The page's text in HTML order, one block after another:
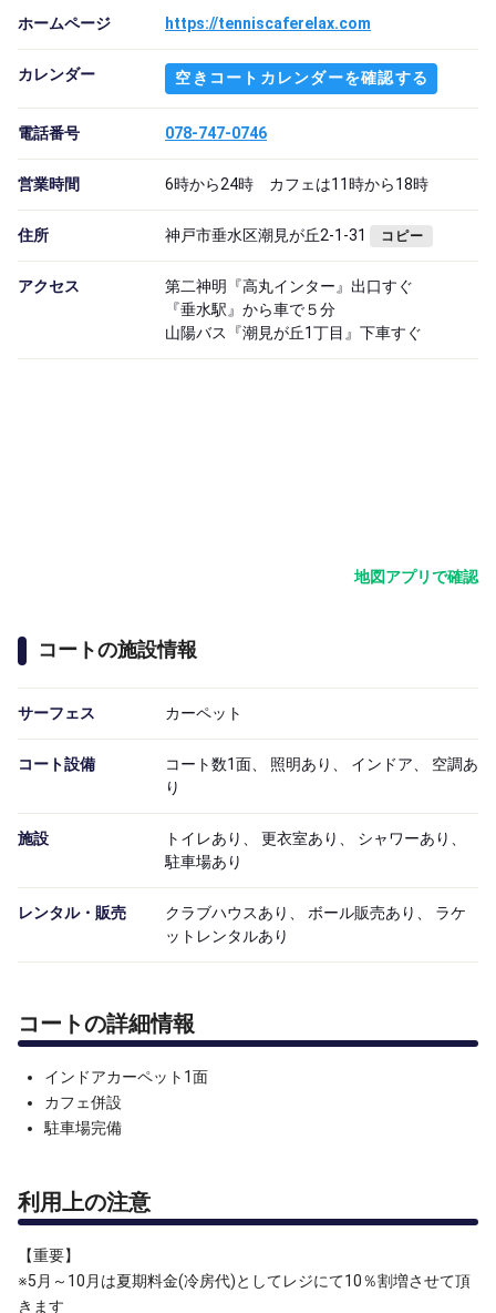
ホームページ https://tenniscaferelax.com
カレンダー 空きコートカレンダーを確認する
電話番号 078-747-0746
営業時間 6時から24時 カフェは11時から18時
住所 神戸市垂水区潮見が丘2-1-31 コピー
アクセス
第二神明『高丸インター』出口すぐ
『垂水駅』から車で５分
山陽バス『潮見が丘1丁目』下車すぐ
地図アプリで確認
コートの施設情報
サーフェス カーペット
コート設備
コート数1面、 照明あり、 インドア、 空調あ
り
施設
トイレあり、 更衣室あり、 シャワーあり、
駐車場あり
レンタル・販売
クラブハウスあり、 ボール販売あり、 ラケ
ットレンタルあり
コートの詳細情報
インドアカーペット1面
カフェ併設
駐車場完備
利用上の注意
【重要】
※5月～10月は夏期料金(冷房代)としてレジにて10％割増させて頂
きます